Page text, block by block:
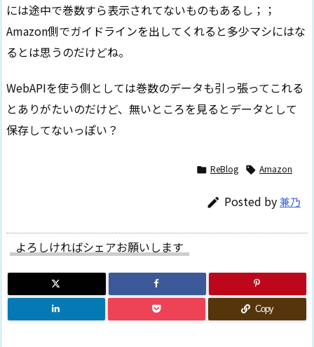
には途中で巻数すら表示されてないものもあるし；；
Amazon側でガイドラインを出してくれると多少マシにはな
るとは思うのだけどね。
WebAPIを使う側としては巻数のデータも引っ張ってこれる
とありがたいのだけど、無いところを見るとデータとして
保存してないっぽい？
 ReBlog  Amazon
 Posted by兼乃
よろしければシェアお願いします
Copy